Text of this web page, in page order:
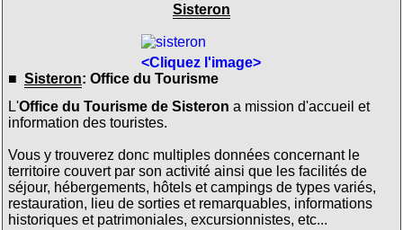
Sisteron
<Cliquez l'image>
■ Sisteron: Office du Tourisme
L'Office du Tourisme de Sisteron a mission d'accueil et
information des touristes.
Vous y trouverez donc multiples données concernant le
territoire couvert par son activité ainsi que les facilités de
séjour, hébergements, hôtels et campings de types variés,
restauration, lieu de sorties et remarquables, informations
historiques et patrimoniales, excursionnistes, etc...